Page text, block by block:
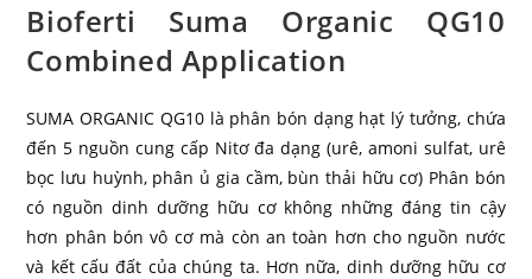
Bioferti Suma Organic QG10
Combined Application
SUMA ORGANIC QG10 là phân bón dạng hạt lý tưởng, chứa
đến 5 nguồn cung cấp Nitơ đa dạng (urê, amoni sulfat, urê
bọc lưu huỳnh, phân ủ gia cầm, bùn thải hữu cơ) Phân bón
có nguồn dinh dưỡng hữu cơ không những đáng tin cậy
hơn phân bón vô cơ mà còn an toàn hơn cho nguồn nước
và kết cấu đất của chúng ta. Hơn nữa, dinh dưỡng hữu cơ